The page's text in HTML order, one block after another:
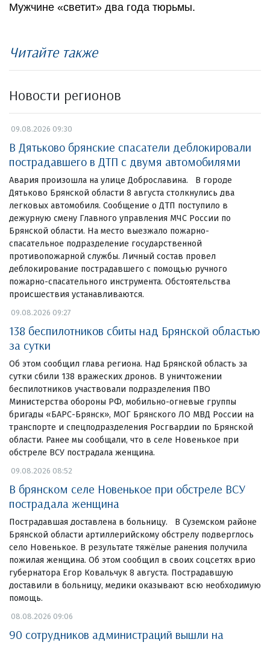
Мужчине «светит» два года тюрьмы.
Читайте также
Новости регионов
09.08.2026 09:30
В Дятьково брянские спасатели деблокировали
пострадавшего в ДТП с двумя автомобилями
Авария произошла на улице Доброславина. В городе
Дятьково Брянской области 8 августа столкнулись два
легковых автомобиля. Сообщение о ДТП поступило в
дежурную смену Главного управления МЧС России по
Брянской области. На место выезжало пожарно-
спасательное подразделение государственной
противопожарной службы. Личный состав провел
деблокирование пострадавшего с помощью ручного
пожарно-спасательного инструмента. Обстоятельства
происшествия устанавливаются.
09.08.2026 09:27
138 беспилотников сбиты над Брянской областью
за сутки
Об этом сообщил глава региона. Над Брянской область за
сутки сбили 138 вражеских дронов. В уничтожении
беспилотников участвовали подразделения ПВО
Министерства обороны РФ, мобильно-огневые группы
бригады «БАРС-Брянск», МОГ Брянского ЛО МВД России на
транспорте и спецподразделения Росгвардии по Брянской
области. Ранее мы сообщали, что в селе Новенькое при
обстреле ВСУ пострадала женщина.
09.08.2026 08:52
В брянском селе Новенькое при обстреле ВСУ
пострадала женщина
Пострадавшая доставлена в больницу. В Суземском районе
Брянской области артиллерийскому обстрелу подверглось
село Новенькое. В результате тяжёлые ранения получила
пожилая женщина. Об этом сообщил в своих соцсетях врио
губернатора Егор Ковальчук 8 августа. Пострадавшую
доставили в больницу, медики оказывают всю необходимую
помощь.
08.08.2026 09:06
90 сотрудников администраций вышли на